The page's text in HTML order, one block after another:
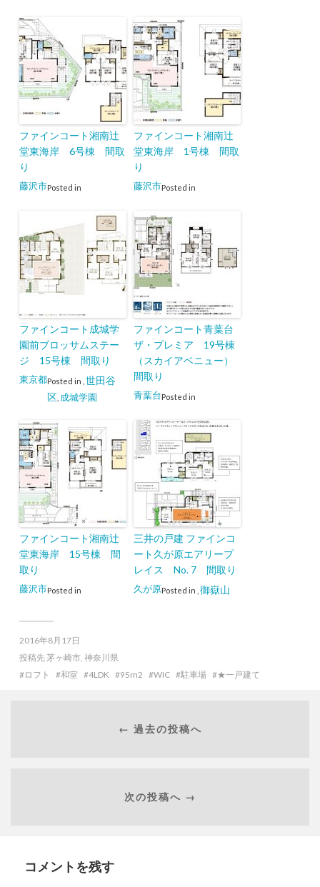
ファインコート湘南辻
堂東海岸 6号棟 間取
り
Posted in
藤沢市
ファインコート湘南辻
堂東海岸 1号棟 間取
り
Posted in
藤沢市
ファインコート成城学
園前ブロッサムステー
ジ 15号棟 間取り
Posted in
東京都
世田谷
区 成城学園
ファインコート青葉台
ザ・プレミア 19号棟
（スカイアベニュー）
間取り
Posted in
青葉台
ファインコート湘南辻
堂東海岸 15号棟 間
取り
Posted in
藤沢市
三井の戸建 ファインコ
ート久が原エアリープ
レイス No. 7 間取り
Posted in
久が原 御嶽山
2016年8月17日
投稿先 茅ヶ崎市, 神奈川県
ロフト
和室 4LDK 95m2 WIC 駐車場 ★一戸建て
← 過去の投稿へ
次の投稿へ →
コメントを残す